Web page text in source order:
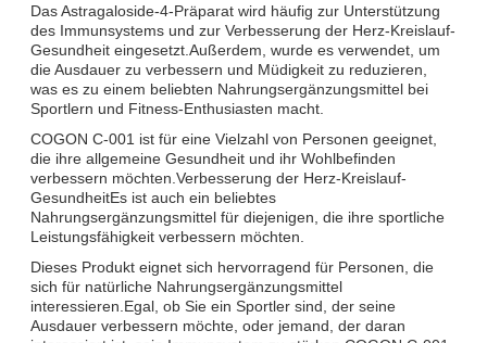
Das Astragaloside-4-Präparat wird häufig zur Unterstützung
des Immunsystems und zur Verbesserung der Herz-Kreislauf-
Gesundheit eingesetzt.Außerdem, wurde es verwendet, um
die Ausdauer zu verbessern und Müdigkeit zu reduzieren,
was es zu einem beliebten Nahrungsergänzungsmittel bei
Sportlern und Fitness-Enthusiasten macht.
COGON C-001 ist für eine Vielzahl von Personen geeignet,
die ihre allgemeine Gesundheit und ihr Wohlbefinden
verbessern möchten.Verbesserung der Herz-Kreislauf-
GesundheitEs ist auch ein beliebtes
Nahrungsergänzungsmittel für diejenigen, die ihre sportliche
Leistungsfähigkeit verbessern möchten.
Dieses Produkt eignet sich hervorragend für Personen, die
sich für natürliche Nahrungsergänzungsmittel
interessieren.Egal, ob Sie ein Sportler sind, der seine
Ausdauer verbessern möchte, oder jemand, der daran